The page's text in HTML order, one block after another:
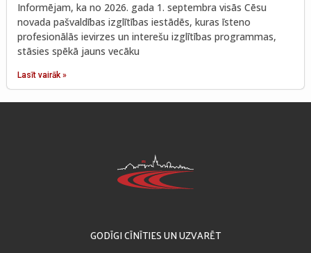
Informējam, ka no 2026. gada 1. septembra visās Cēsu
novada pašvaldības izglītības iestādēs, kuras īsteno
profesionālās ievirzes un interešu izglītības programmas,
stāsies spēkā jauns vecāku
Lasīt vairāk »
GODĪGI CĪNĪTIES UN UZVARĒT